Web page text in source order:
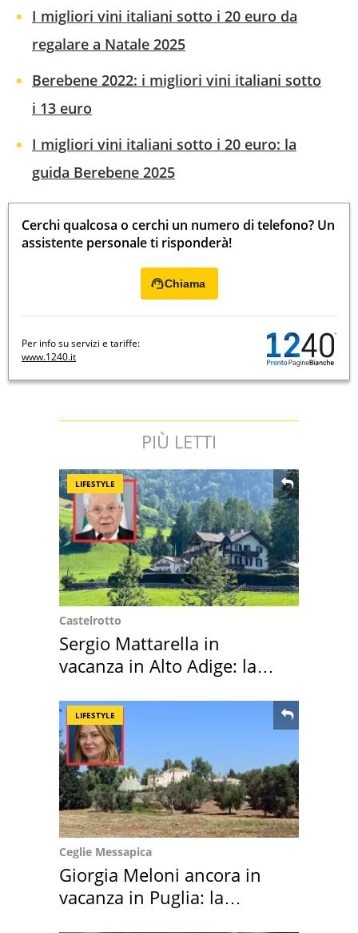
I migliori vini italiani sotto i 20 euro da
regalare a Natale 2025
Berebene 2022: i migliori vini italiani sotto
i 13 euro
I migliori vini italiani sotto i 20 euro: la
guida Berebene 2025
Cerchi qualcosa o cerchi un numero di telefono? Un
assistente personale ti risponderà!
Chiama
Per info su servizi e tariffe:
www.1240.it
PIÙ LETTI
LIFESTYLE
Castelrotto
Sergio Mattarella in
vacanza in Alto Adige: la
LIFESTYLE
Ceglie Messapica
Giorgia Meloni ancora in
vacanza in Puglia: la